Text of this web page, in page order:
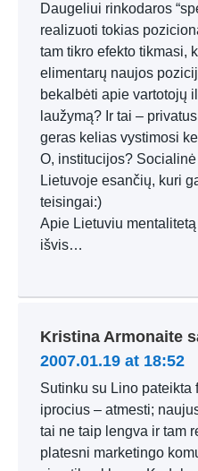
Daugeliui rinkodaros
realizuoti tokias
tam tikro efekto tikmasi,
elimentarų naujos
bekalbėti apie vartotojų
laužymą? Ir tai –
geras kelias vystimosi
O, institucijos?
Lietuvoje esančių, kuri
teisingai:)
Apie Lietuviu
išvis…
Kristina Armonaite
2007.01.19 at 18:52
Sutinku su Lino pateikta
iprocius – atmesti;
tai ne taip lengva ir tam
platesni marketingo